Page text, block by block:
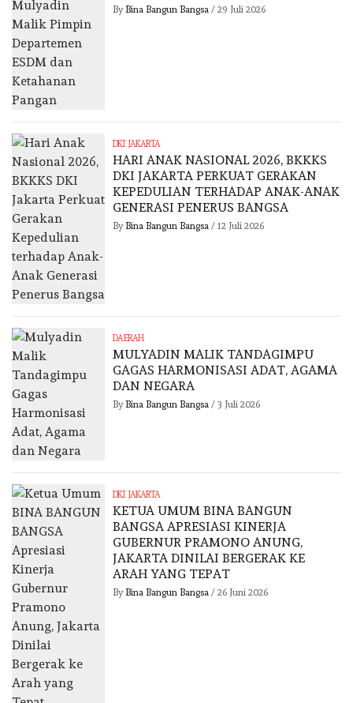
By Bina Bangun Bangsa/ 29 Juli 2026
DKI JAKARTA
HARI ANAK NASIONAL 2026, BKKKS
DKI JAKARTA PERKUAT GERAKAN
KEPEDULIAN TERHADAP ANAK-ANAK
GENERASI PENERUS BANGSA
By Bina Bangun Bangsa/ 12 Juli 2026
DAERAH
MULYADIN MALIK TANDAGIMPU
GAGAS HARMONISASI ADAT, AGAMA
DAN NEGARA
By Bina Bangun Bangsa/ 3 Juli 2026
DKI JAKARTA
KETUA UMUM BINA BANGUN
BANGSA APRESIASI KINERJA
GUBERNUR PRAMONO ANUNG,
JAKARTA DINILAI BERGERAK KE
ARAH YANG TEPAT
By Bina Bangun Bangsa/ 26 Juni 2026